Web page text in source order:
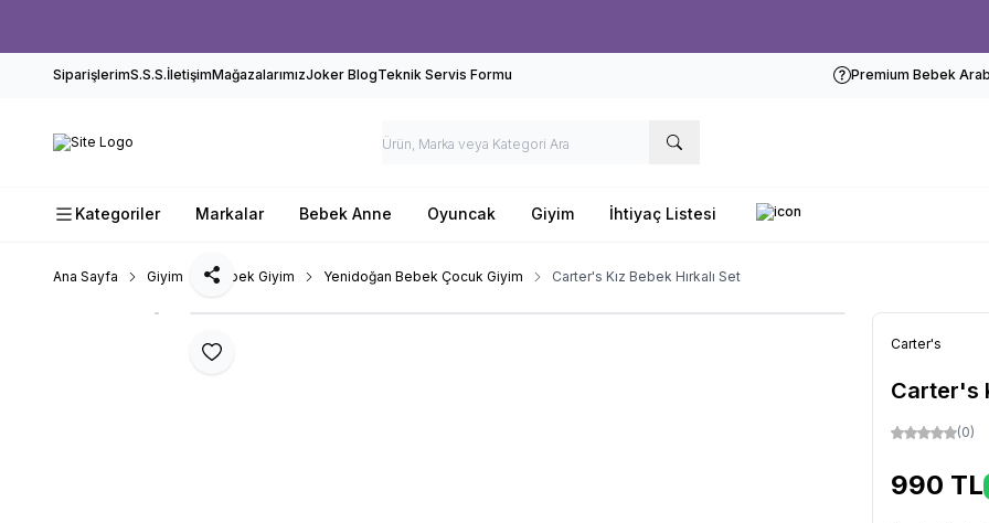
SiparişlerimS.S.S.İletişimMağazalarımızJoker BlogTeknik Servis Formu Premium Bebek
Kategoriler Markalar Bebek Anne Oyuncak Giyim İhtiyaç Listesi
Ana Sayfa Giyim Bebek Giyim Yenidoğan Bebek Çocuk Giyim Carter's Kız Bebek Hırkalı Set
Favoriye Ekle
Paylaş
Carter's
Carter's
(0)
990 TL